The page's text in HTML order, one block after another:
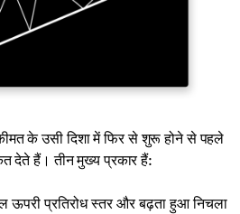
के उसी दिशा में फिर से शुरू होने से पहले
देते हैं। तीन मुख्य प्रकार हैं:
प्रतिरोध स्तर और बढ़ता हुआ निचला